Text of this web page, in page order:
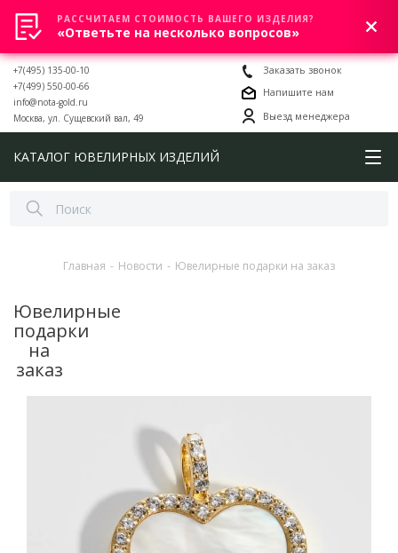
0
+7(495) 135-00-10
+7(499) 550-00-66
info@nota-gold.ru
Москва, ул. Сущевский вал, 49
Заказать звонок
Напишите нам
Выезд менеджера
КАТАЛОГ ЮВЕЛИРНЫХ ИЗДЕЛИЙ
Главная - Новости - Ювелирные подарки на заказ
Ювелирные
подарки
на
заказ
РАССЧИТАЕМ СТОИМОСТЬ ВАШЕГО ИЗДЕЛИЯ?
«Ответьте на несколько вопросов»